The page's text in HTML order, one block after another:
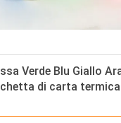
Verde Blu Giallo
di carta